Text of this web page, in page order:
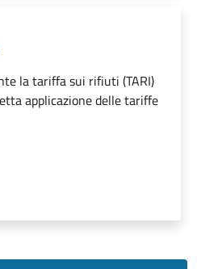
la tariffa sui rifiuti (TARI)
applicazione delle tariffe